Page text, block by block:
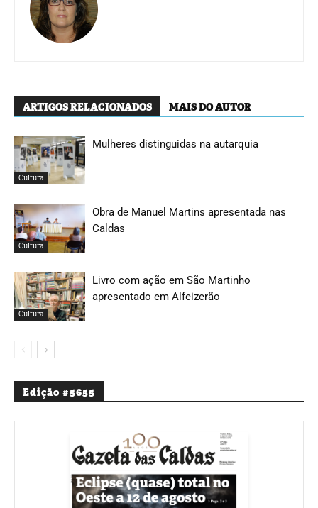
ARTIGOS RELACIONADOS MAIS DO AUTOR
Cultura
Mulheres distinguidas na autarquia
Cultura
Obra de Manuel Martins apresentada nas
Caldas
Cultura
Livro com ação em São Martinho
apresentado em Alfeizerão
Edição #5655